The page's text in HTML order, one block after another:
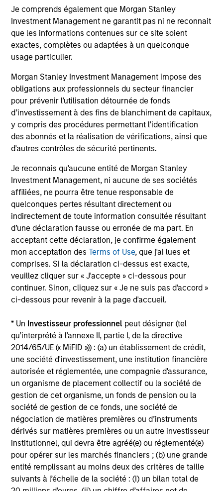
Je comprends également que Morgan Stanley
Investment Management ne garantit pas ni ne reconnait
que les informations contenues sur ce site soient
exactes, complètes ou adaptées à un quelconque
usage particulier.
Morgan Stanley Investment Management impose des
obligations aux professionnels du secteur financier
pour prévenir l’utilisation détournée de fonds
d’investissement à des fins de blanchiment de capitaux,
y compris des procédures permettant l'identification
des abonnés et la réalisation de vérifications, ainsi que
d'autres contrôles de sécurité pertinents.
Je reconnais qu'aucune entité de Morgan Stanley
Investment Management, ni aucune de ses sociétés
affiliées, ne pourra être tenue responsable de
quelconques pertes résultant directement ou
indirectement de toute information consultée résultant
d’une déclaration fausse ou erronée de ma part. En
acceptant cette déclaration, je confirme également
mon acceptation desTerms of Use, que j'ai lues et
comprises. Si la déclaration ci-dessus est exacte,
veuillez cliquer sur « J'accepte » ci-dessous pour
continuer. Sinon, cliquez sur « Je ne suis pas d'accord »
ci-dessous pour revenir à la page d'accueil.
* Un Investisseur professionnel peut désigner (tel
qu’interprété à l’annexe II, partie I, de la directive
2014/65/UE (« MiFID »)) : (a) un établissement de crédit,
une société d'investissement, une institution financière
autorisée et réglementée, une compagnie d'assurance,
un organisme de placement collectif ou la société de
gestion de cet organisme, un fonds de pension ou la
société de gestion de ce fonds, une société de
négociation de matières premières ou d’instruments
dérivés sur matières premières ou un autre investisseur
institutionnel, qui devra être agréé(e) ou réglementé(e)
pour opérer sur les marchés financiers ; (b) une grande
entité remplissant au moins deux des critères de taille
suivants à l’échelle de la société : (I) un bilan total de
CROSS-DISCIPLINARY THINKING AND
RESEARCH INTO EMERGING THEMES
Their generalist approach and disruptive change research
are unique in an industry that leans toward specialization.
They promote cross-disciplinary thinking where investors
3
CULTURE
Counterpoint Global has a distinctive culture that
encourages innovation, evolution and continued learning.
4
EXPERIENCED AND STABLE TEAM
The team has been managing money since 1998. They
have a long-term investment horizon that promotes
perspective and insight.
Investment Approach
Counterpoint Global believes that it may achieve value-
added investment results more consistently through
bottom-up analysis and qualitative judgment rather than
through top-down forecasting. Additionally, the team
holds that optimal stock selection is primarily a function
of making long-term investments in companies with:
inherent sustainable competitive advantages (such as a
patent portfolio, a network or community effect, etc.);
brand-name recognition; the ability to redeploy capital at
high rates of return; and strong free-cash-flow yield three
to five years in the future. These characteristics, in the
team’s view, provide the potential for consistent long-
term growth and competitive returns.